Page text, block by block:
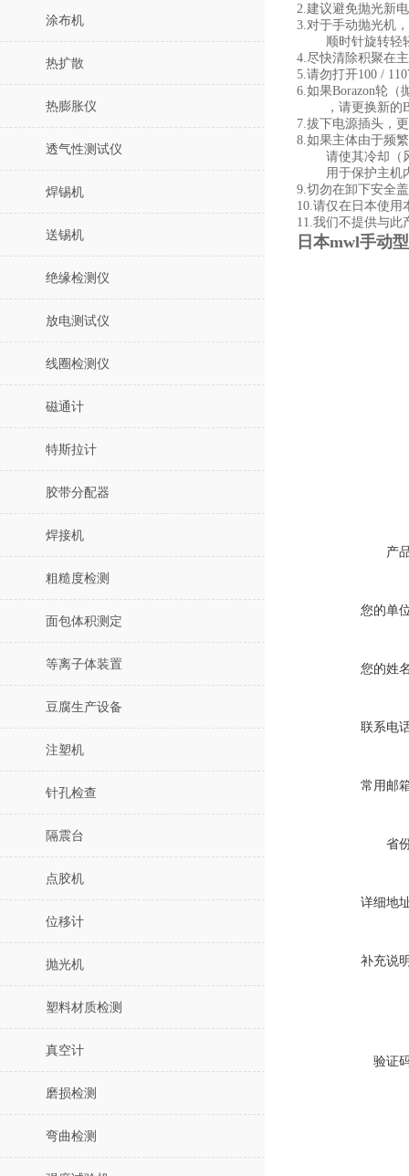
涂布机
热扩散
热膨胀仪
透气性测试仪
焊锡机
送锡机
绝缘检测仪
放电测试仪
线圈检测仪
磁通计
特斯拉计
胶带分配器
焊接机
粗糙度检测
面包体积测定
等离子体装置
豆腐生产设备
注塑机
针孔检查
隔震台
点胶机
位移计
抛光机
塑料材质检测
真空计
磨损检测
弯曲检测
2.建议避免抛光新
3.对于手动抛光机
顺时针旋转轻
4.尽快清除积聚在
5.请勿打开100 /
6.如果Borazon轮（
，请更换新的
7.拔下电源插头，
8.如果主体由于频
请使其冷却（风
用于保护主机内
9.切勿在卸下安全
10.请仅在日本使用
11.我们不提供与此
日本mwl手动
产
您的单
您的姓
联系电
常用邮
省
详细地
补充说
验证